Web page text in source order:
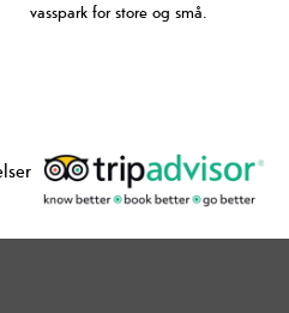
vasspark for store og små.